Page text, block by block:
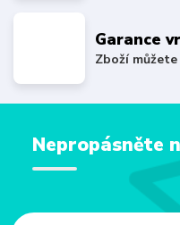
Garance
Zboží
Nepropásněte